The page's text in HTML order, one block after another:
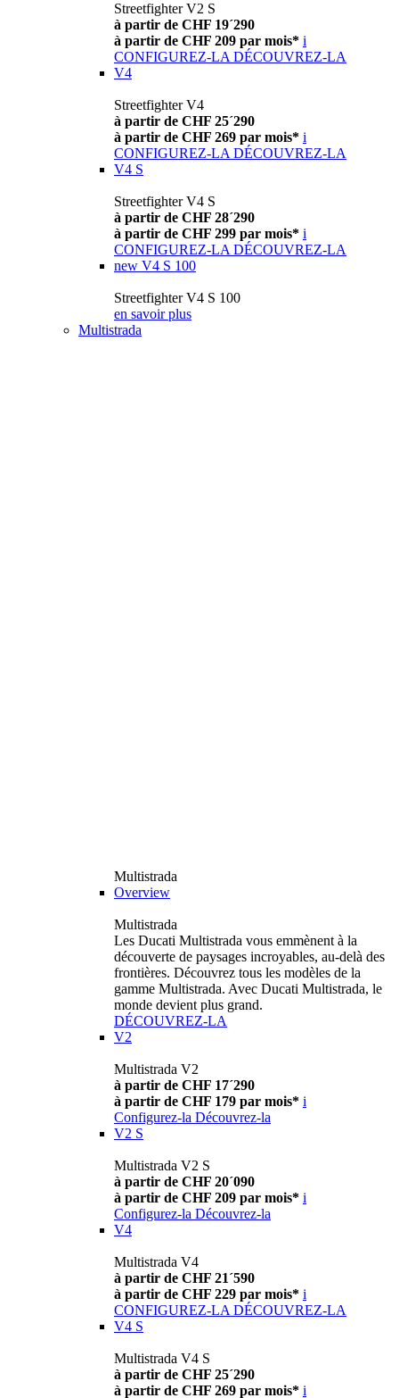
Streetfighter V2 S
à partir de CHF 19´290
à partir de CHF 209 par mois* i
CONFIGUREZ-LA DÉCOUVREZ-LA
V4
Streetfighter V4
à partir de CHF 25´290
à partir de CHF 269 par mois* i
CONFIGUREZ-LA DÉCOUVREZ-LA
V4 S
Streetfighter V4 S
à partir de CHF 28´290
à partir de CHF 299 par mois* i
CONFIGUREZ-LA DÉCOUVREZ-LA
new V4 S 100
Streetfighter V4 S 100
en savoir plus
Multistrada
Multistrada
Overview
Multistrada
Les Ducati Multistrada vous emmènent à la
découverte de paysages incroyables, au-delà des
frontières. Découvrez tous les modèles de la
gamme Multistrada. Avec Ducati Multistrada, le
monde devient plus grand.
DÉCOUVREZ-LA
V2
Multistrada V2
à partir de CHF 17´290
à partir de CHF 179 par mois* i
Configurez-la Découvrez-la
V2 S
Multistrada V2 S
à partir de CHF 20´090
à partir de CHF 209 par mois* i
Configurez-la Découvrez-la
V4
Multistrada V4
à partir de CHF 21´590
à partir de CHF 229 par mois* i
CONFIGUREZ-LA DÉCOUVREZ-LA
V4 S
Multistrada V4 S
à partir de CHF 25´290
à partir de CHF 269 par mois* i